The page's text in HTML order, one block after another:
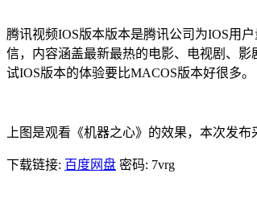
腾讯视频IOS版本版本是腾讯公司为IOS用
信，内容涵盖最新最热的电影、电视剧、
试IOS版本的体验要比MACOS版本好很多。
上图是观看《机器之心》的效果，本次发
下载链接: 百度网盘 密码: 7vrg